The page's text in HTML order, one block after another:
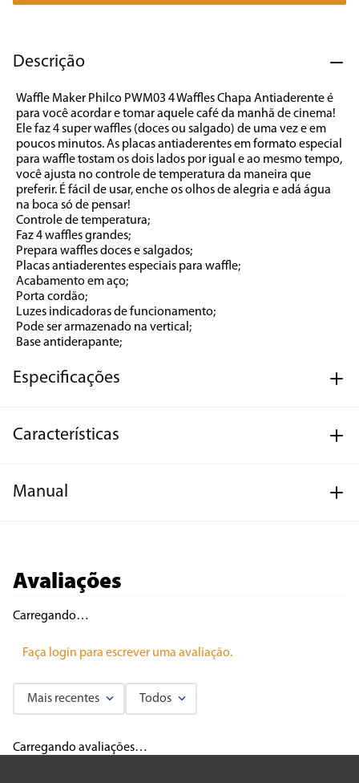
Descrição
Waffle Maker Philco PWM03 4 Waffles Chapa Antiaderente é
para você acordar e tomar aquele café da manhã de cinema!
Ele faz 4 super waffles (doces ou salgado) de uma vez e em
poucos minutos. As placas antiaderentes em formato especial
para waffle tostam os dois lados por igual e ao mesmo tempo,
você ajusta no controle de temperatura da maneira que
preferir. É fácil de usar, enche os olhos de alegria e adá água
na boca só de pensar!
Controle de temperatura;
Faz 4 waffles grandes;
Prepara waffles doces e salgados;
Placas antiaderentes especiais para waffle;
Acabamento em aço;
Porta cordão;
Luzes indicadoras de funcionamento;
Pode ser armazenado na vertical;
Base antiderapante;
Especificações
Características
Manual
Avaliações
Carregando…
Faça login para escrever uma avaliação.
Mais recentes Todos
Carregando avaliações…
7º caixa som
9º forno
10º ventilador